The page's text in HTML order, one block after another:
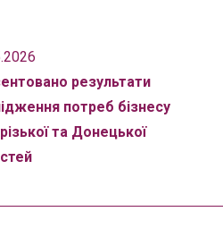
результати
потреб бізнесу
та Донецької